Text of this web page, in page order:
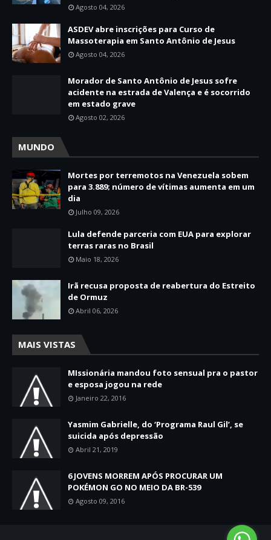
Agosto 04, 2026
ASDEV abre inscrições para Curso de
Massoterapia em Santo Antônio de Jesus
Agosto 04, 2026
Morador de Santo Antônio de Jesus sofre
acidente na estrada de Valença e é socorrido
em estado grave
Agosto 02, 2026
MUNDO
Mortes por terremotos na Venezuela sobem
para 3.889; número de vítimas aumenta em um
dia
Julho 09, 2026
Lula defende parceria com EUA para explorar
terras raras no Brasil
Maio 18, 2026
Irã recusa proposta de reabertura do Estreito
de Ormuz
Abril 06, 2026
MAIS VISTAS
MIssionária mandou foto sensual pra o pastor
e esposa jogou na rede
Janeiro 22, 2016
Yasmim Gabrielle, do ‘Programa Raul Gil’, se
suicida após depressão
Abril 21, 2019
6 JOVENS MORREM APÓS PROCURAR UM
POKÉMON GO NO MEIO DA BR-539
Agosto 09, 2016